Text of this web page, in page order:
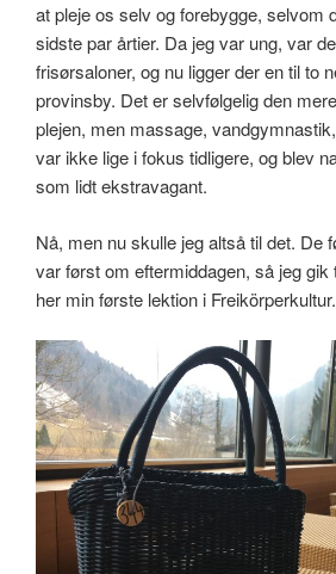
at pleje os selv og forebygge, selvom
sidste par årtier. Da jeg var ung, var
frisørsaloner, og nu ligger der en til to
provinsby. Det er selvfølgelig den
plejen, men massage,
var ikke lige i fokus tidligere, og blev
som lidt ekstravagant.
Nå, men nu skulle jeg altså til det. De
var først om eftermiddagen, så jeg gik
her min første lektion i Freikörperkultur.